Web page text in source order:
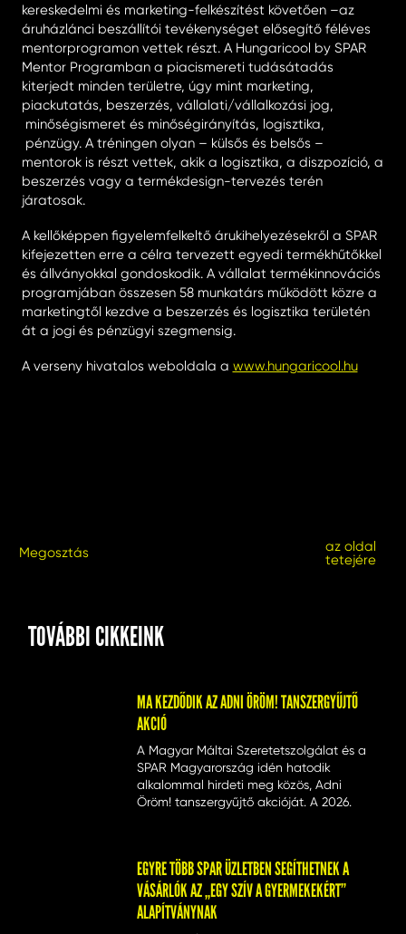
kereskedelmi és marketing-felkészítést követően –az
áruházlánci beszállítói tevékenységet elősegítő féléves
mentorprogramon vettek részt. A Hungaricool by SPAR
Mentor Programban a piacismereti tudásátadás
kiterjedt minden területre, úgy mint marketing,
piackutatás, beszerzés, vállalati/vállalkozási jog,
minőségismeret és minőségirányítás, logisztika,
pénzügy. A tréningen olyan – külsős és belsős –
mentorok is részt vettek, akik a logisztika, a diszpozíció, a
beszerzés vagy a termékdesign-tervezés terén
járatosak.
A kellőképpen figyelemfelkeltő árukihelyezésekről a SPAR
kifejezetten erre a célra tervezett egyedi termékhűtőkkel
és állványokkal gondoskodik. A vállalat termékinnovációs
programjában összesen 58 munkatárs működött közre a
marketingtől kezdve a beszerzés és logisztika területén
át a jogi és pénzügyi szegmensig.
A verseny hivatalos weboldala a www.hungaricool.hu
Megosztás
az oldal
tetejére
TOVÁBBI CIKKEINK
MA KEZDŐDIK AZ ADNI ÖRÖM! TANSZERGYŰJTŐ
AKCIÓ
A Magyar Máltai Szeretetszolgálat és a
SPAR Magyarország idén hatodik
alkalommal hirdeti meg közös, Adni
Öröm! tanszergyűjtő akcióját. A 2026.
kezdhesse teljes tanszerfelszereléssel és
méltósággal az új tanévet. A vásárlók
az ország bármely INTERSPAR
áruházában csatlakozhatnak a
EGYRE TÖBB SPAR ÜZLETBEN SEGÍTHETNEK A
VÁSÁRLÓK AZ „EGY SZÍV A GYERMEKEKÉRT”
ALAPÍTVÁNYNAK